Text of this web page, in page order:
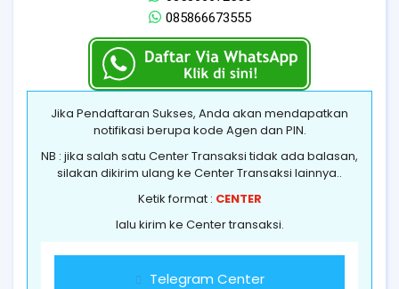
085866673555
Jika Pendaftaran Sukses, Anda akan mendapatkan
notifikasi berupa kode Agen dan PIN.
NB : jika salah satu Center Transaksi tidak ada balasan,
silakan dikirim ulang ke Center Transaksi lainnya..
Ketik format : CENTER
lalu kirim ke Center transaksi.
Telegram Center